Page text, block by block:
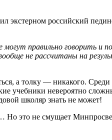
экстерном российский
могут правильно говорить и
не рассчитаны на
а толку — никакого. Среди
учебники невероятно
школяр знать не может!
Но это не смущает